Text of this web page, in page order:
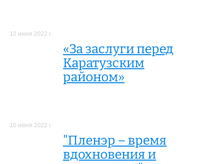
12 июня 2022 г.
«За заслуги перед
Каратузским
районом»
10 июня 2022 г.
"Пленэр – время
вдохновения и